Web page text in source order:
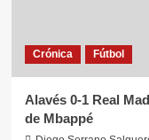
Crónica Fútbol
Alavés 0-1 Real
de Mbappé